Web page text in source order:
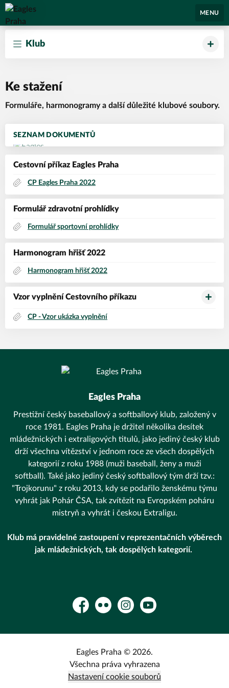
Eagles Praha
MENU
Klub
Ke stažení
Formuláře, harmonogramy a další důležité klubové soubory.
SEZNAM DOKUMENTŮ
Cestovní příkaz Eagles Praha
CP Eagles Praha 2022
Formulář zdravotní prohlídky
Formulář sportovní prohlídky
Harmonogram hřišť 2022
Harmonogram hřišť 2022
Vzor vyplnění Cestovního příkazu
CP - Vzor ukázka vyplnění
Eagles Praha
Prestižní český baseballový a softballový klub, založený v
roce 1981. Eagles Praha je držitel několika desítek
mládežnických i extraligových titulů, jako jediný český klub
drží všechna vítězství v jednom roce ze všech dospělých
kategorií z roku 1988 (muži baseball, ženy a muži
softball). Také jako jediný český softballový tým drží tzv.:
"Trojkorunu" z roku 2013, kdy se podařilo ženskému týmu
vyhrát jak Pohár ČSA, tak zvítězit na Evropském poháru
mistryň a vyhrát i českou Extraligu.
Klub má pravidelné zastoupení v reprezentačních výběrech
jak mládežnických, tak dospělých kategorií.
FacebookFlickr InstagramYouTube
Eagles Praha © 2026.
Všechna práva vyhrazena
Nastavení cookie souborů